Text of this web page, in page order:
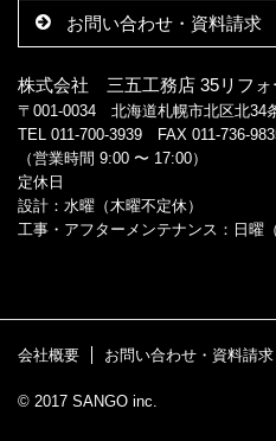
株式会社 三五工務店 35リフォ
〒001-0034 北海道札幌市北区北34
TEL 011-700-3939 FAX 011-736-
（営業時間 9:00 〜 17:00）
定休日
設計：水曜（木曜不定休）
工事・アフターメンテナンス：日曜
お問い合わせ・資料請求
会社概要 お問い合わせ・資料請求
© 2017 SANGO inc.